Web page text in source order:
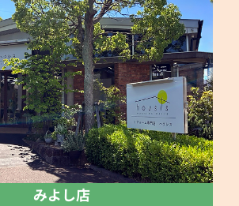
みよし店